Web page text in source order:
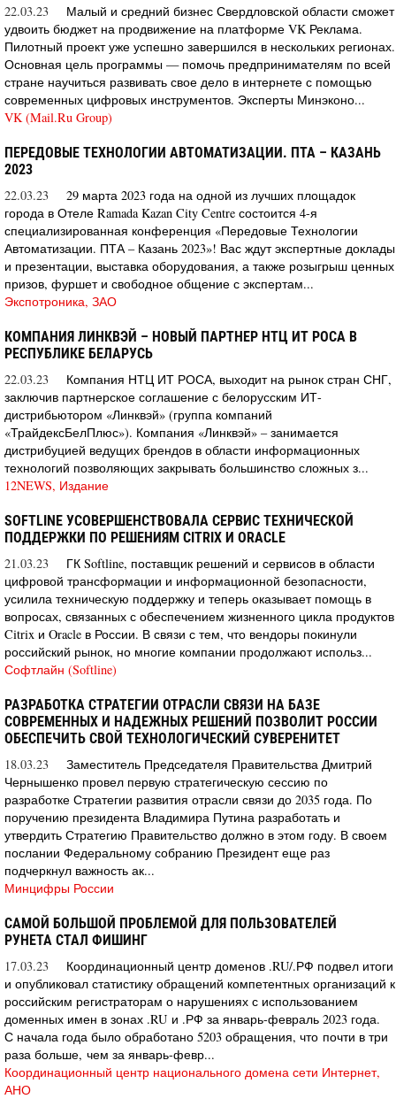
22.03.23
Малый и средний бизнес Свердловской области сможет
удвоить бюджет на продвижение на платформе VK Реклама.
Пилотный проект уже успешно завершился в нескольких регионах.
Основная цель программы — помочь предпринимателям по всей
стране научиться развивать свое дело в интернете с помощью
современных цифровых инструментов. Эксперты Минэконо...
VK (Mail.Ru Group)
ПЕРЕДОВЫЕ ТЕХНОЛОГИИ АВТОМАТИЗАЦИИ. ПТА – КАЗАНЬ
2023
22.03.23
29 марта 2023 года на одной из лучших площадок
города в Отеле Ramada Kazan City Centre состоится 4-я
специализированная конференция «Передовые Технологии
Автоматизации. ПТА – Казань 2023»! Вас ждут экспертные доклады
и презентации, выставка оборудования, а также розыгрыш ценных
призов, фуршет и свободное общение с экспертам...
Экспотроника, ЗАО
КОМПАНИЯ ЛИНКВЭЙ – НОВЫЙ ПАРТНЕР НТЦ ИТ РОСА В
РЕСПУБЛИКЕ БЕЛАРУСЬ
22.03.23
Компания НТЦ ИТ РОСА, выходит на рынок стран СНГ,
заключив партнерское соглашение с белорусским ИТ-
дистрибьютором «Линквэй» (группа компаний
«ТрайдексБелПлюс»). Компания «Линквэй» – занимается
дистрибуцией ведущих брендов в области информационных
технологий позволяющих закрывать большинство сложных з...
12NEWS, Издание
SOFTLINE УСОВЕРШЕНСТВОВАЛА СЕРВИС ТЕХНИЧЕСКОЙ
ПОДДЕРЖКИ ПО РЕШЕНИЯМ CITRIX И ORACLE
21.03.23
ГК Softline, поставщик решений и сервисов в области
цифровой трансформации и информационной безопасности,
усилила техническую поддержку и теперь оказывает помощь в
вопросах, связанных с обеспечением жизненного цикла продуктов
Citrix и Oracle в России. В связи с тем, что вендоры покинули
российский рынок, но многие компании продолжают использ...
Софтлайн (Softline)
РАЗРАБОТКА СТРАТЕГИИ ОТРАСЛИ СВЯЗИ НА БАЗЕ
СОВРЕМЕННЫХ И НАДЕЖНЫХ РЕШЕНИЙ ПОЗВОЛИТ РОССИИ
ОБЕСПЕЧИТЬ СВОЙ ТЕХНОЛОГИЧЕСКИЙ СУВЕРЕНИТЕТ
18.03.23
Заместитель Председателя Правительства Дмитрий
Чернышенко провел первую стратегическую сессию по
разработке Стратегии развития отрасли связи до 2035 года. По
поручению президента Владимира Путина разработать и
утвердить Стратегию Правительство должно в этом году. В своем
послании Федеральному собранию Президент еще раз
подчеркнул важность ак...
Минцифры России
САМОЙ БОЛЬШОЙ ПРОБЛЕМОЙ ДЛЯ ПОЛЬЗОВАТЕЛЕЙ
РУНЕТА СТАЛ ФИШИНГ
17.03.23
Координационный центр доменов .RU/.РФ подвел итоги
и опубликовал статистику обращений компетентных организаций к
российским регистраторам о нарушениях с использованием
доменных имен в зонах .RU и .РФ за январь-февраль 2023 года.
С начала года было обработано 5203 обращения, что почти в три
раза больше, чем за январь-февр...
Координационный центр национального домена сети Интернет,
АНО